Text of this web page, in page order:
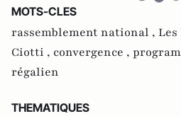
MOTS-CLES
rassemblement national ,
Ciotti , convergence ,
régalien
THEMATIQUES